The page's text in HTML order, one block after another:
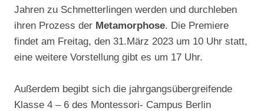
Jahren zu Schmetterlingen werden und durchleben
ihren Prozess der Metamorphose. Die Premiere
findet am Freitag, den 31.März 2023 um 10 Uhr statt,
eine weitere Vorstellung gibt es um 17 Uhr.
Außerdem begibt sich die jahrgangsübergreifende
Klasse 4 – 6 des Montessori- Campus Berlin